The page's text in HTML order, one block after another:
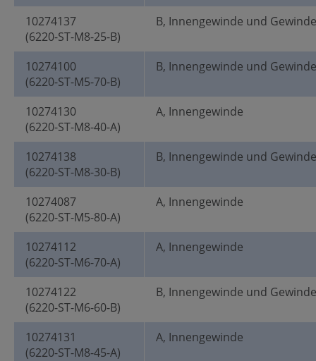
10274137
(6220-ST-M8-25-B)
B, Innengewinde und
10274100
(6220-ST-M5-70-B)
B, Innengewinde und
10274130
(6220-ST-M8-40-A)
A, Innengewinde
10274138
(6220-ST-M8-30-B)
B, Innengewinde und
10274087
(6220-ST-M5-80-A)
A, Innengewinde
10274112
(6220-ST-M6-70-A)
A, Innengewinde
10274122
(6220-ST-M6-60-B)
B, Innengewinde und
10274131
(6220-ST-M8-45-A)
A, Innengewinde